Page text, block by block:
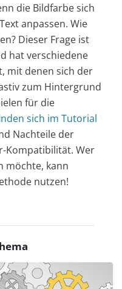
die Bildfarbe sich
anpassen. Wie
Dieser Frage ist
hat verschiedene
mit denen sich der
zum Hintergrund
für die
sich im Tutorial
Nachteile der
Kompatibilität. Wer
möchte, kann
nutzen!